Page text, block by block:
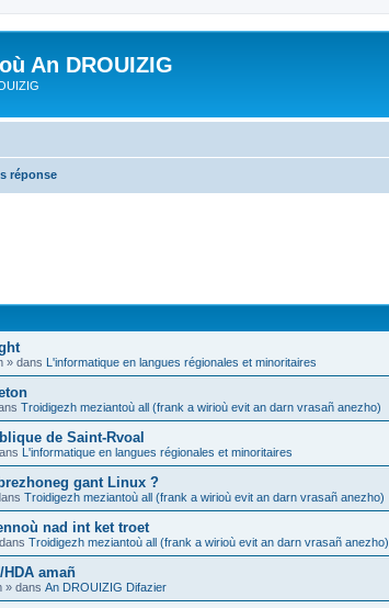
An DROUIZIG
réponse
» dans L'informatique en langues régionales et minoritaires
Troidigezh meziantoù all (frank a wirioù evit an darn vrasañ anezho)
de Saint-Rvoal
L'informatique en langues régionales et minoritaires
gant Linux ?
Troidigezh meziantoù all (frank a wirioù evit an darn vrasañ anezho)
nad int ket troet
Troidigezh meziantoù all (frank a wirioù evit an darn vrasañ anezho)
amañ
» dans An DROUIZIG Difazier